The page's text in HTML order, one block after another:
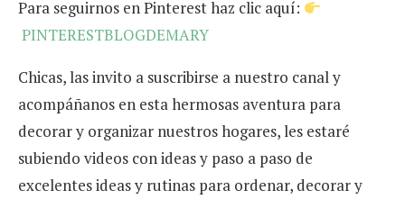
Para seguirnos en Pinterest haz clic aquí:
PINTERESTBLOGDEMARY
Chicas, las invito a suscribirse a nuestro canal y
acompáñanos en esta hermosas aventura para
decorar y organizar nuestros hogares, les estaré
subiendo videos con ideas y paso a paso de
excelentes ideas y rutinas para ordenar, decorar y